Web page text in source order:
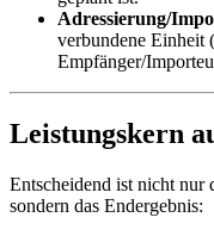
Adressierung/
verbundene
Empfänger/
Leistungskern
Entscheidend ist nicht nur
sondern das Endergebnis: